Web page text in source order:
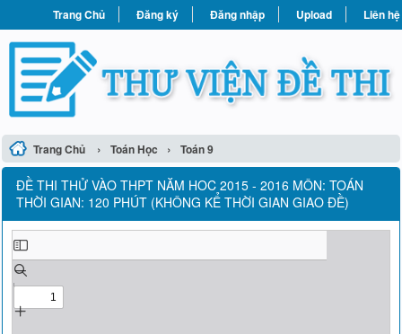
Trang Chủ Đăng ký Đăng nhập Upload Liên hệ
Trang Chủ › Toán Học › Toán 9
ĐỀ THI THỬ VÀO THPT NĂM HOC 2015 - 2016 MÔN: TOÁN
THỜI GIAN: 120 PHÚT (KHÔNG KỂ THỜI GIAN GIAO ĐỀ)